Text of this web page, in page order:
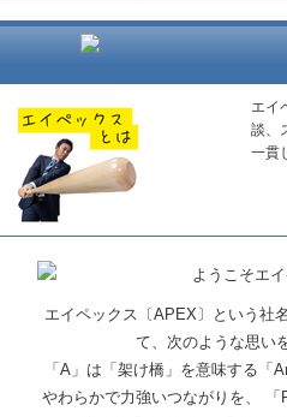
エイ
談、
一貫
エイペックス〔APEX〕という社
て、次のような思い
「A」は「架け橋」を意味する「
やわらかで力強いつながりを、